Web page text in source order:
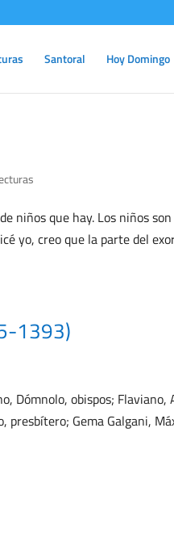
Santoral Hoy Domingo
niños que hay. Los niños
yo, creo que la parte del
1393)
Dómnolo, obispos;
presbítero; Gema Galgani,